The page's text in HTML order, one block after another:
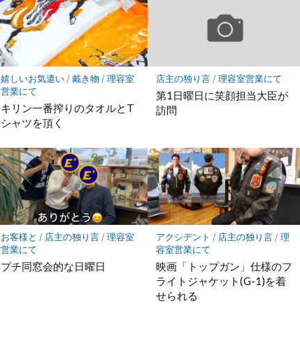
嬉しいお気遣い/戴き物 /理容室
営業にて
キリン一番搾りのタオルとT
シャツを頂く
店主の独り言/理容室営業にて
第1日曜日に笑顔担当大臣が
訪問
お客様と / 店主の独り言/理容室
営業にて
プチ同窓会的な日曜日
アクシデント / 店主の独り言/理
容室営業にて
映画「トップガン」仕様のフ
ライトジャケット(G-1)を着
せられる